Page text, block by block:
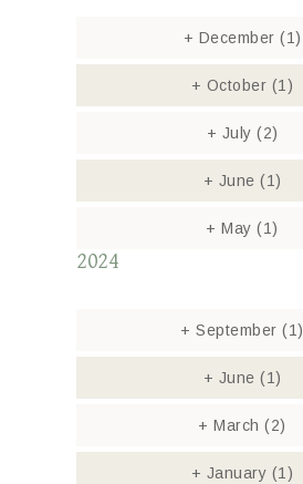
+ December (1)
+ October (1)
+ July (2)
+ June (1)
+ May(1)
2024
+ September(1)
+ June (1)
+ March(2)
+ January (1)